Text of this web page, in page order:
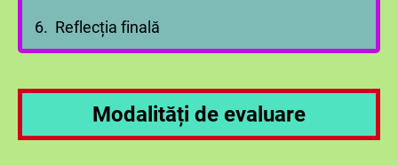
6. Reflecția finală
Modalități de evaluare